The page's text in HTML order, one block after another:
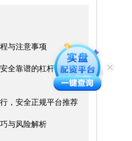
与注意事项
全靠谱的杠杆工具指
，安全正规平台推荐
与风险解析